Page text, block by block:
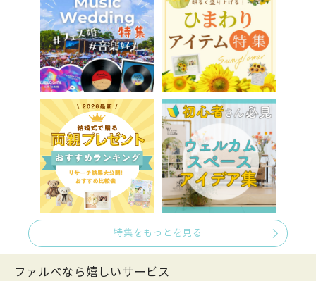
特集をもっとを見る
ファルべなら嬉しいサービス